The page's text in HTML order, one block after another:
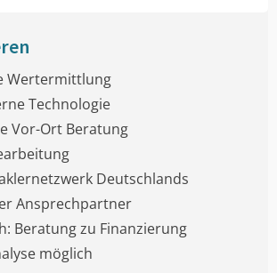
Wertermittlung
Technologie
Vor-Ort Beratung
Deutschlands
Ansprechpartner
Beratung zu Finanzierung
möglich